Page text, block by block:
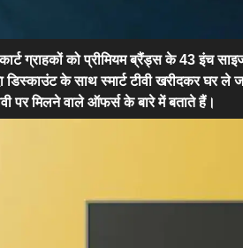
ग्राहकों को प्रीमियम ब्रैंड्स के 43 इंच
डिस्काउंट के साथ स्मार्ट टीवी खरीदकर
पर मिलने वाले ऑफर्स के बारे में बताते हैं।